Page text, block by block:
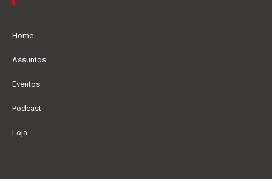
Home
Assuntos
Eventos
Podcast
Loja